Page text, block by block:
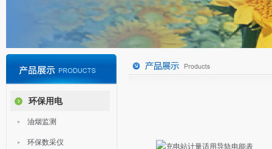
环保用电
油烟监测
环保数采仪